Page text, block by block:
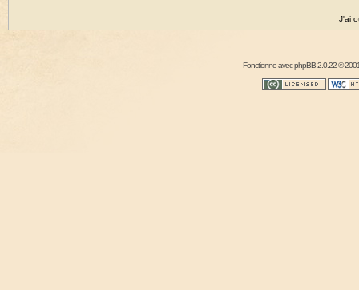
J'ai
Fonctionne avecphpBB2.0.22 ©